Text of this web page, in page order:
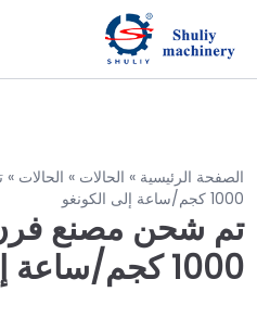
الصفحة الرئيسية » الحالات » الحالات »
1000 كجم/ساعة إلى الكونغو
تم شحن مصنع فرن
1000 كجم/ساعة إلى الكونغو